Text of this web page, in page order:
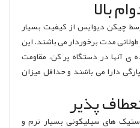
چیکن دیوایس از کیفیت بسیار
مدت برخوردار می باشند. این
آنها در دستگاه پر کن، مقاومت
دارا می باشند و حداقل میزان
های سیلیکونی بسیار نرم و